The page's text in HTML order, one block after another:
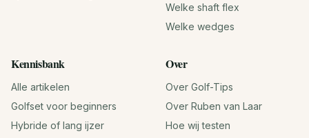
Welke shaft flex
Welke wedges
Kennisbank
Alle artikelen
Golfset voor beginners
Hybride of lang ijzer
Over
Over Golf-Tips
Over Ruben van Laar
Hoe wij testen